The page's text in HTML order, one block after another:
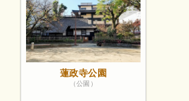
蓮政寺公園
（公園）